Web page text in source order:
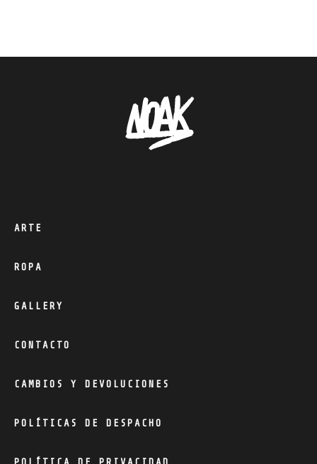
ARTE
ROPA
GALLERY
CONTACTO
CAMBIOS Y DEVOLUCIONES
POLÍTICAS DE DESPACHO